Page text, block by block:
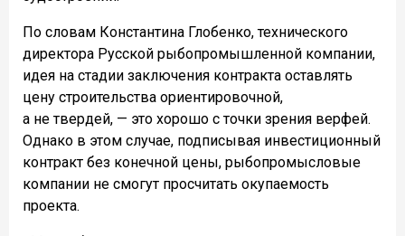
По словам Константина Глобенко, технического
директора Русской рыбопромышленной компании,
идея на стадии заключения контракта оставлять
цену строительства ориентировочной,
а не твердей, — это хорошо с точки зрения верфей.
Однако в этом случае, подписывая инвестиционный
контракт без конечной цены, рыбопромысловые
компании не смогут просчитать окупаемость
проекта.